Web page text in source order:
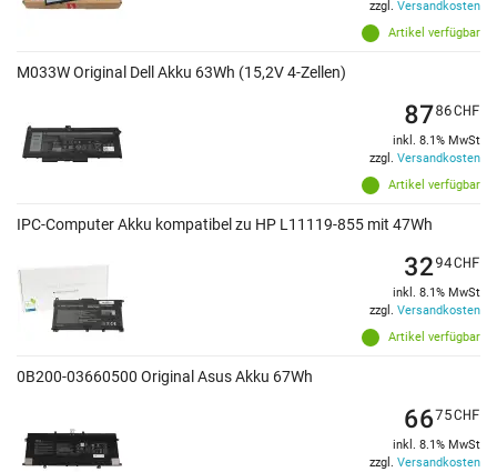
Artikel verfügbar
zzgl. Versandkosten
M033W Original Dell Akku 63Wh (15,2V 4-Zellen)
Artikel verfügbar
8786CHF
inkl. 8.1% MwSt
zzgl. Versandkosten
IPC-Computer Akku kompatibel zu HP L11119-855 mit 47Wh
Artikel verfügbar
3294CHF
inkl. 8.1% MwSt
zzgl. Versandkosten
0B200-03660500 Original Asus Akku 67Wh
6675CHF
inkl. 8.1% MwSt
zzgl. Versandkosten